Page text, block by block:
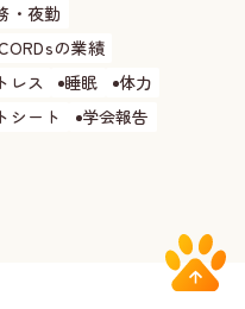
・夜勤
の業績
レス 睡眠
体力
シート
学会報告